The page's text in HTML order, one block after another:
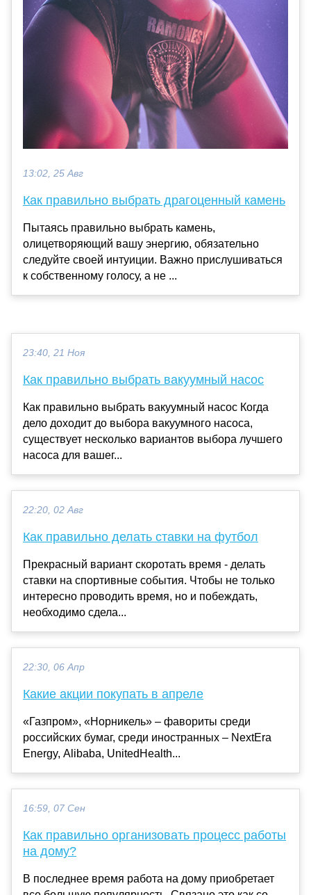
13:02, 25 Авг
Как правильно выбрать драгоценный камень
Пытаясь правильно выбрать камень,
олицетворяющий вашу энергию, обязательно
следуйте своей интуиции. Важно прислушиваться
к собственному голосу, а не ...
23:40, 21 Ноя
Как правильно выбрать вакуумный насос
Как правильно выбрать вакуумный насос Когда
дело доходит до выбора вакуумного насоса,
существует несколько вариантов выбора лучшего
насоса для вашег...
22:20, 02 Авг
Как правильно делать ставки на футбол
Прекрасный вариант скоротать время - делать
ставки на спортивные события. Чтобы не только
интересно проводить время, но и побеждать,
необходимо сдела...
22:30, 06 Апр
Какие акции покупать в апреле
«Газпром», «Норникель» – фавориты среди
российских бумаг, среди иностранных – NextEra
Energy, Alibaba, UnitedHealth...
16:59, 07 Сен
Как правильно организовать процесс работы
на дому?
В последнее время работа на дому приобретает